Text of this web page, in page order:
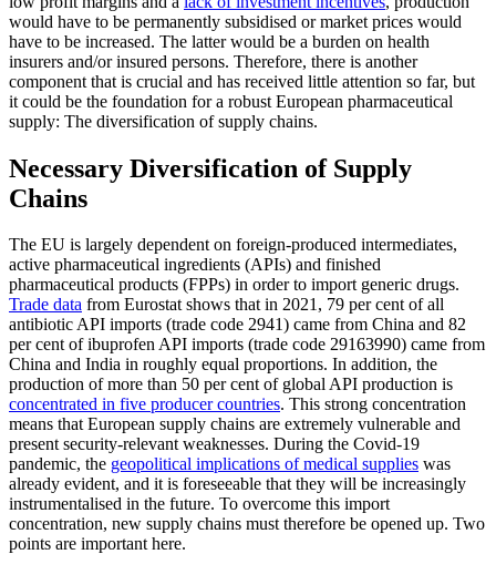
would have to be permanently subsidised or market prices would
have to be increased. The latter would be a burden on health
insurers and/or insured persons. Therefore, there is another
component that is crucial and has received little attention so far, but
it could be the foundation for a robust European pharmaceutical
supply: The diversification of supply chains.
Necessary Diversification of Supply
Chains
The EU is largely dependent on foreign-produced intermediates,
active pharmaceutical ingredients (APIs) and finished
pharmaceutical products (FPPs) in order to import generic drugs.
Trade data from Eurostat shows that in 2021, 79 per cent of all
antibiotic API imports (trade code 2941) came from China and 82
per cent of ibuprofen API imports (trade code 29163990) came from
China and India in roughly equal proportions. In addition, the
production of more than 50 per cent of global API production is
concentrated in five producer countries. This strong concentration
means that European supply chains are extremely vulnerable and
present security-relevant weaknesses. During the Covid-19
pandemic, the geopolitical implications of medical supplies was
already evident, and it is foreseeable that they will be increasingly
instrumentalised in the future. To overcome this import
concentration, new supply chains must therefore be opened up. Two
points are important here.